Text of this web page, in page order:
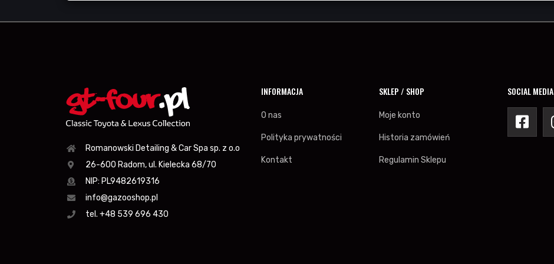
Romanowski Detailing & Car Spa sp. z o.o
26-600 Radom, ul. Kielecka 68/70
NIP: PL9482619316
info@gazooshop.pl
tel. +48 539 696 430
INFORMACJA
O nas
Polityka prywatności
Kontakt
SKLEP / SHOP
Moje konto
Historia zamówień
Regulamin Sklepu
SOCIAL MEDIA